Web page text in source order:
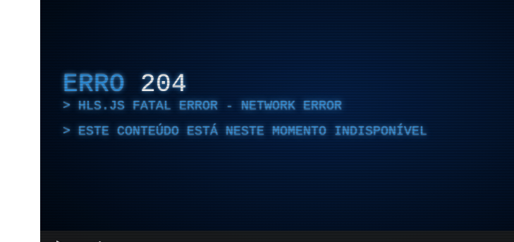
ERRO 204
HLS.JS FATAL ERROR - NETWORK ERROR
ESTE CONTEÚDO ESTÁ NESTE MOMENTO INDISPONÍVEL